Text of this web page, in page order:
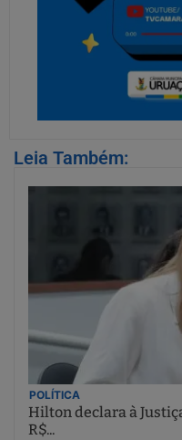
Leia Também:
POLÍTICA
Hilton declara à
R$...